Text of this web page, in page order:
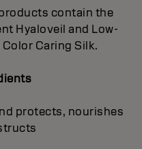
contain the
Hyaloveil and Low-
Caring Silk.
protects, nourishes